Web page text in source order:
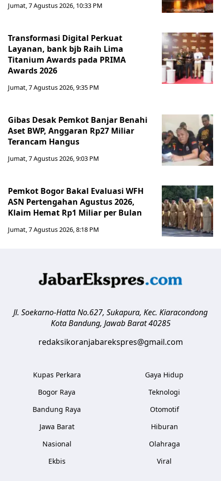
Jumat, 7 Agustus 2026, 10:33 PM
Transformasi Digital Perkuat
Layanan, bank bjb Raih Lima
Titanium Awards pada PRIMA
Awards 2026
Jumat, 7 Agustus 2026, 9:35 PM
Gibas Desak Pemkot Banjar Benahi
Aset BWP, Anggaran Rp27 Miliar
Terancam Hangus
Jumat, 7 Agustus 2026, 9:03 PM
Pemkot Bogor Bakal Evaluasi WFH
ASN Pertengahan Agustus 2026,
Klaim Hemat Rp1 Miliar per Bulan
Jumat, 7 Agustus 2026, 8:18 PM
Jl. Soekarno-Hatta No.627, Sukapura, Kec. Kiaracondong
Kota Bandung, Jawab Barat 40285
redaksikoranjabarekspres@gmail.com
Kupas Perkara
Bogor Raya
Bandung Raya
Jawa Barat
Nasional
Ekbis
Gaya Hidup
Teknologi
Otomotif
Hiburan
Olahraga
Viral